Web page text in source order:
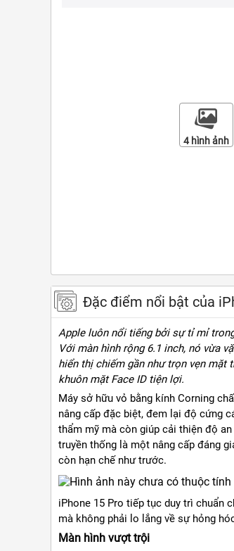
4 hình ảnh
Đặc điểm nổi bật của
Apple luôn nổi tiếng bởi sự tỉ mỉ
Với màn hình rộng 6.1 inch, nó vừa
hiển thị chiếm gần như trọn vẹn mặt
khuôn mặt Face ID tiện lợi.
Máy sở hữu vỏ bằng kính Corning
nâng cấp đặc biệt, đem lại độ cứng
thẩm mỹ mà còn giúp cải thiện độ
truyền thống là một nâng cấp đáng
còn hạn chế như trước.
iPhone 15 Pro tiếp tục duy trì chuẩn
mà không phải lo lắng về sự hỏng
Màn hình vượt trội